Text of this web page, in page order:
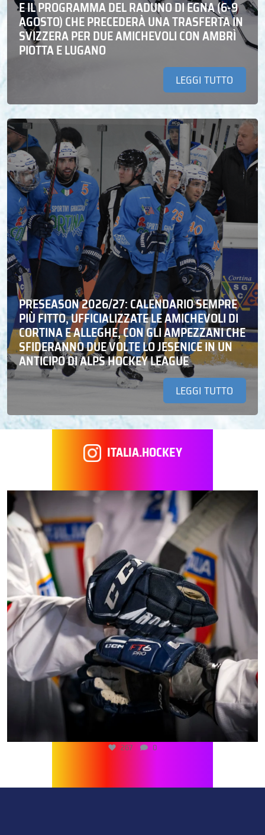
E IL PROGRAMMA DEL RADUNO DI EGNA (6-9
AGOSTO) CHE PRECEDERÀ UNA TRASFERTA IN
SVIZZERA PER DUE AMICHEVOLI CON AMBRÌ
PIOTTA E LUGANO
LEGGI TUTTO
PRESEASON 2026/27: CALENDARIO SEMPRE
PIÙ FITTO, UFFICIALIZZATE LE AMICHEVOLI DI
CORTINA E ALLEGHE, CON GLI AMPEZZANI CHE
SFIDERANNO DUE VOLTE LO JESENICE IN UN
ANTICIPO DI ALPS HOCKEY LEAGUE
LEGGI TUTTO
ITALIA.HOCKEY
267 0